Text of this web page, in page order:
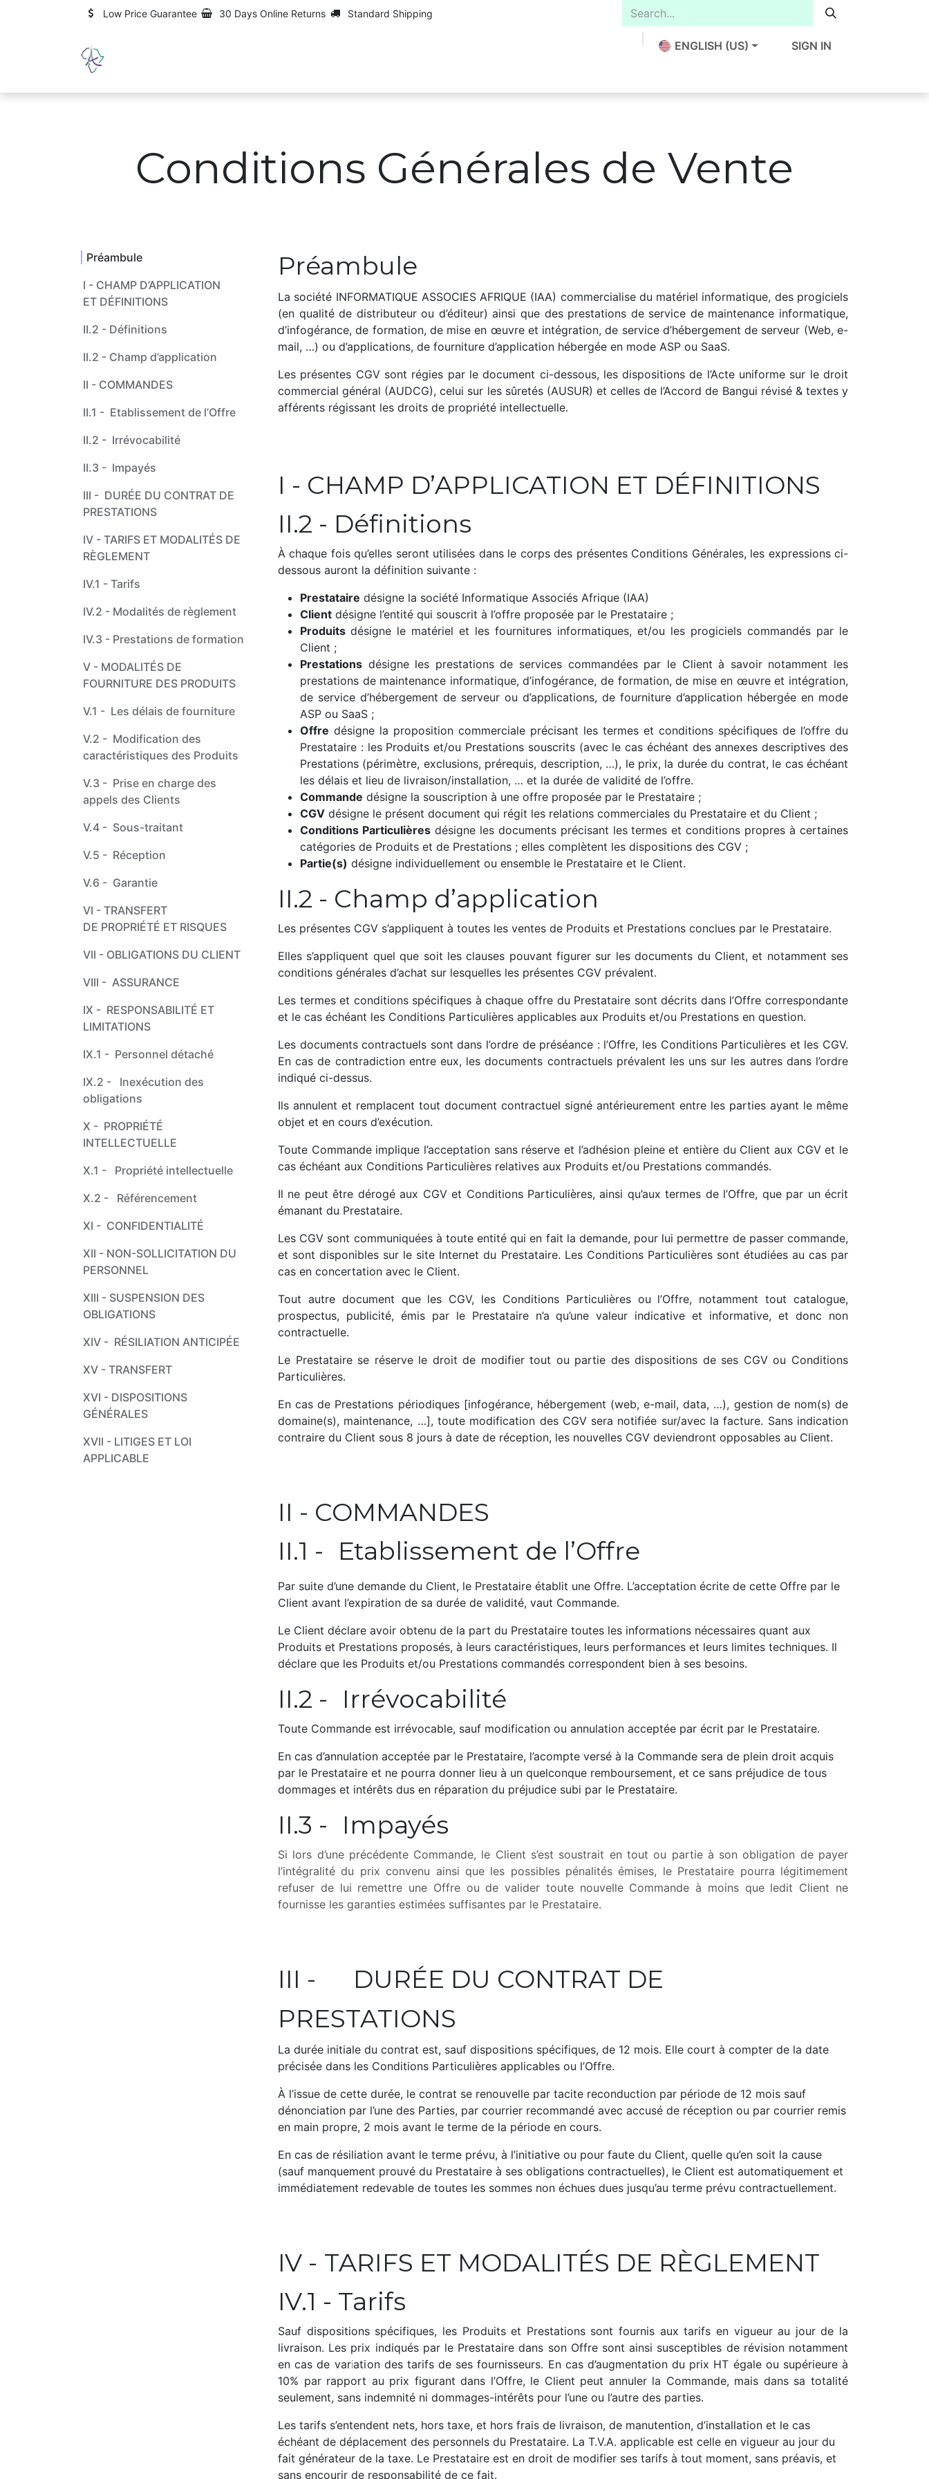
Low Price Guarantee 30 Days Online Returns Standard Shipping
ENGLISH (US)
SIGN IN
Conditions Générales de Vente
Préambule
I - CHAMP D’APPLICATION
ET DÉFINITIONS
II.2 - Définitions
II.2 - Champ d’application
II - COMMANDES
II.1 - ​Etablissement de l’Offre
II.2 - ​Irrévocabilité
II.3 - ​Impayés
III - ​ ​DURÉE DU CONTRAT DE
PRESTATIONS
IV - ​TARIFS ET MODALITÉS DE
RÈGLEMENT
IV.1 - ​Tarifs
IV.2 - ​Modalités de règlement
IV.3 - ​Prestations de formation
V - ​MODALITÉS DE
FOURNITURE DES PRODUITS
V.1 - ​Les délais de fourniture
V.2 - ​Modification des
caractéristiques des Produits
V.3 - ​Prise en charge des
appels des Clients
V.4 - ​Sous-traitant
V.5 - ​Réception
V.6 - ​Garantie
VI - TRANSFERT
DE PROPRIÉTÉ ET RISQUES​
VII - ​OBLIGATIONS DU CLIENT
VIII - ​ ​ASSURANCE
IX - ​ ​RESPONSABILITÉ ET
LIMITATIONS
IX.1 - ​ ​​Personnel détaché
IX.2 - ​ ​Inexécution des
obligations
X - ​ ​PROPRIÉTÉ
INTELLECTUELLE
X.1 - ​ ​Propriété intellectuelle
X.2 - ​ ​Référencement
XI - ​ ​CONFIDENTIALITÉ
XII - ​​NON-SOLLICITATION DU
PERSONNEL
XIII - ​SUSPENSION DES
OBLIGATIONS
XIV - ​ ​RÉSILIATION ANTICIPÉE
XV - ​TRANSFERT
XVI - ​DISPOSITIONS
GÉNÉRALES
XVII - ​LITIGES ET LOI
APPLICABLE
Préambule
La société INFORMATIQUE ASSOCIES AFRIQUE (IAA) commercialise du matériel informatique, des progiciels
(en qualité de distributeur ou d’éditeur) ainsi que des prestations de service de maintenance informatique,
d’infogérance, de formation, de mise en œuvre et intégration, de service d’hébergement de serveur (Web, e-
mail, …) ou d’applications, de fourniture d’application hébergée en mode ASP ou SaaS.
Les présentes CGV sont régies par le document ci-dessous, les dispositions de l’Acte uniforme sur le droit
commercial général (AUDCG), celui sur les sûretés (AUSUR) et celles de l’Accord de Bangui révisé & textes y
afférents régissant les droits de propriété intellectuelle.
I - CHAMP D’APPLICATION ET DÉFINITIONS
II.2 - Définitions
À chaque fois qu’elles seront utilisées dans le corps des présentes Conditions Générales, les expressions ci-
dessous auront la définition suivante :
Prestataire désigne la société Informatique Associés Afrique (IAA)
Client désigne l’entité qui souscrit à l’offre proposée par le Prestataire ;
Produits désigne le matériel et les fournitures informatiques, et/ou les progiciels commandés par le
Client ;
Prestations désigne les prestations de services commandées par le Client à savoir notamment les
prestations de maintenance informatique, d’infogérance, de formation, de mise en œuvre et intégration,
de service d’hébergement de serveur ou d’applications, de fourniture d’application hébergée en mode
ASP ou SaaS ;
Offre désigne la proposition commerciale précisant les termes et conditions spécifiques de l’offre du
Prestataire : les Produits et/ou Prestations souscrits (avec le cas échéant des annexes descriptives des
Prestations (périmètre, exclusions, prérequis, description, …), le prix, la durée du contrat, le cas échéant
les délais et lieu de livraison/installation, … et la durée de validité de l’offre.
Commande désigne la souscription à une offre proposée par le Prestataire ;
CGV désigne le présent document qui régit les relations commerciales du Prestataire et du Client ;
Conditions Particulièresdésigne les documents précisant les termes et conditions propres à certaines
catégories de Produits et de Prestations ; elles complètent les dispositions des CGV ;
Partie(s) désigne individuellement ou ensemble le Prestataire et le Client.
II.2 - Champ d’application
Les présentes CGV s’appliquent à toutes les ventes de Produits et Prestations conclues par le Prestataire.
Elles s’appliquent quel que soit les clauses pouvant figurer sur les documents du Client, et notamment ses
conditions générales d’achat sur lesquelles les présentes CGV prévalent.
Les termes et conditions spécifiques à chaque offre du Prestataire sont décrits dans l’Offre correspondante
et le cas échéant les Conditions Particulières applicables aux Produits et/ou Prestations en question.
Les documents contractuels sont dans l’ordre de préséance : l’Offre, les Conditions Particulières et les CGV.
En cas de contradiction entre eux, les documents contractuels prévalent les uns sur les autres dans l’ordre
indiqué ci-dessus.
Ils annulent et remplacent tout document contractuel signé antérieurement entre les parties ayant le même
objet et en cours d’exécution.
Toute Commande implique l’acceptation sans réserve et l’adhésion pleine et entière du Client aux CGV et le
cas échéant aux Conditions Particulières relatives aux Produits et/ou Prestations commandés.
Il ne peut être dérogé aux CGV et Conditions Particulières, ainsi qu’aux termes de l’Offre, que par un écrit
émanant du Prestataire.
Les CGV sont communiquées à toute entité qui en fait la demande, pour lui permettre de passer commande,
et sont disponibles sur le site Internet du Prestataire. Les Conditions Particulières sont étudiées au cas par
cas en concertation avec le Client.
Tout autre document que les CGV, les Conditions Particulières ou l’Offre, notamment tout catalogue,
prospectus, publicité, émis par le Prestataire n’a qu’une valeur indicative et informative, et donc non
contractuelle.
Le Prestataire se réserve le droit de modifier tout ou partie des dispositions de ses CGV ou Conditions
Particulières.
En cas de Prestations périodiques [infogérance, hébergement (web, e-mail, data, …), gestion de nom(s) de
domaine(s), maintenance, …], toute modification des CGV sera notifiée sur/avec la facture. Sans indication
contraire du Client sous 8 jours à date de réception, les nouvelles CGV deviendront opposables au Client.
II - COMMANDES
II.1 -
​Etablissement de l’Offre
Par suite d’une demande du Client, le Prestataire établit une Offre. L’acceptation écrite de cette Offre par le
Client avant l’expiration de sa durée de validité, vaut Commande.
Le Client déclare avoir obtenu de la part du Prestataire toutes les informations nécessaires quant aux
Produits et Prestations proposés, à leurs caractéristiques, leurs performances et leurs limites techniques. Il
déclare que les Produits et/ou Prestations commandés correspondent bien à ses besoins.
II.2 - ​Irrévocabilité
Toute Commande est irrévocable, sauf modification ou annulation acceptée par écrit par le Prestataire.
En cas d’annulation acceptée par le Prestataire, l’acompte versé à la Commande sera de plein droit acquis
par le Prestataire et ne pourra donner lieu à un quelconque remboursement, et ce sans préjudice de tous
dommages et intérêts dus en réparation du préjudice subi par le Prestataire.
II.3 - ​Impayés
Si lors d’une précédente Commande, le Client s’est soustrait en tout ou partie à son obligation de payer
l’intégralité du prix convenu ainsi que les possibles pénalités émises, le Prestataire pourra légitimement
refuser de lui remettre une Offre ou de valider toute nouvelle Commande à moins que ledit Client ne
fournisse les garanties estimées suffisantes par le Prestataire.
III -
​DURÉE DU CONTRAT DE
PRESTATIONS
La durée initiale du contrat est, sauf dispositions spécifiques, de 12 mois. Elle court à compter de la date
précisée dans les Conditions Particulières applicables ou l’Offre.
À l’issue de cette durée, le contrat se renouvelle par tacite reconduction par période de 12 mois sauf
dénonciation par l’une des Parties, par courrier recommandé avec accusé de réception ou par courrier remis
en main propre, 2 mois avant le terme de la période en cours.
En cas de résiliation avant le terme prévu, à l’initiative ou pour faute du Client, quelle qu’en soit la cause
(sauf manquement prouvé du Prestataire à ses obligations contractuelles), le Client est automatiquement et
immédiatement redevable de toutes les sommes non échues dues jusqu’au terme prévu contractuellement.
IV - ​TARIFS ET MODALITÉS DE RÈGLEMENT
IV.1 - ​Tarifs
Sauf dispositions spécifiques, les Produits et Prestations sont fournis aux tarifs en vigueur au jour de la
livraison. Les prix indiqués par le Prestataire dans son Offre sont ainsi susceptibles de révision notamment
en cas de variation des tarifs de ses fournisseurs. En cas d’augmentation du prix HT égale ou supérieure à
10% par rapport au prix figurant dans l’Offre, le Client peut annuler la Commande, mais dans sa totalité
seulement, sans indemnité ni dommages-intérêts pour l’une ou l’autre des parties.
Les tarifs s’entendent nets, hors taxe, et hors frais de livraison, de manutention, d’installation et le cas
échéant de déplacement des personnels du Prestataire. La T.V.A. applicable est celle en vigueur au jour du
fait générateur de la taxe. Le Prestataire est en droit de modifier ses tarifs à tout moment, sans préavis, et
sans encourir de responsabilité de ce fait.